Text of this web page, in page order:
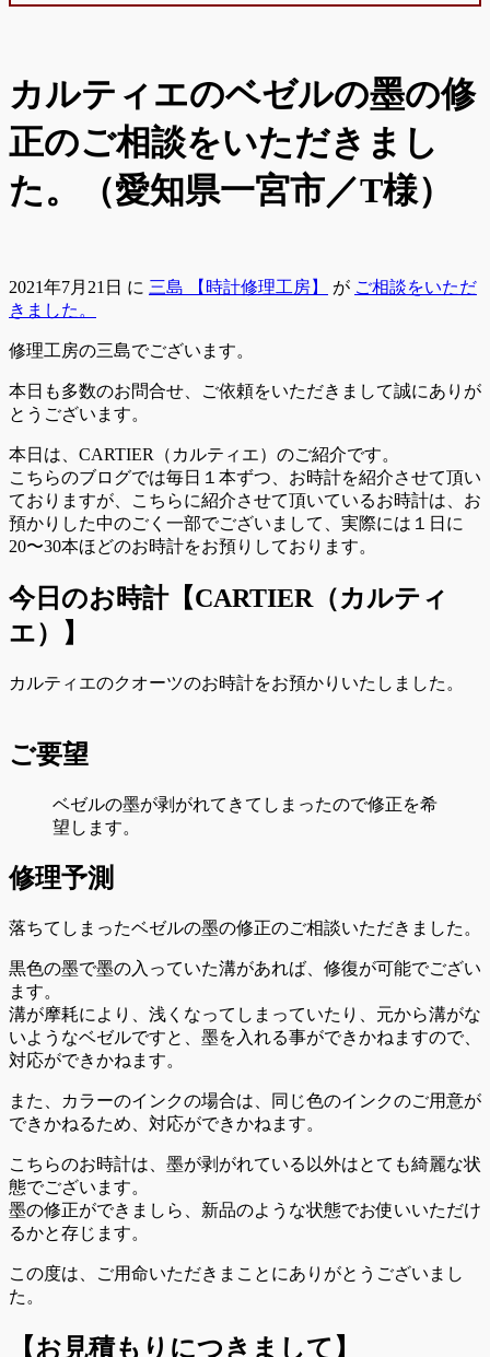
カルティエのベゼルの墨の修
正のご相談をいただきまし
た。（愛知県一宮市／T様）
2021年7月21日 に 三島 【時計修理工房】 が ご相談をいただ
きました。
修理工房の三島でございます。
本日も多数のお問合せ、ご依頼をいただきまして誠にありが
とうございます。
本日は、CARTIER（カルティエ）のご紹介です。
こちらのブログでは毎日１本ずつ、お時計を紹介させて頂い
ておりますが、こちらに紹介させて頂いているお時計は、お
預かりした中のごく一部でございまして、実際には１日に
20〜30本ほどのお時計をお預りしております。
今日のお時計【CARTIER（カルティ
エ）】
カルティエのクオーツのお時計をお預かりいたしました。
ご要望
ベゼルの墨が剥がれてきてしまったので修正を希
望します。
修理予測
落ちてしまったベゼルの墨の修正のご相談いただきました。
黒色の墨で墨の入っていた溝があれば、修復が可能でござい
ます。
溝が摩耗により、浅くなってしまっていたり、元から溝がな
いようなベゼルですと、墨を入れる事ができかねますので、
対応ができかねます。
また、カラーのインクの場合は、同じ色のインクのご用意が
できかねるため、対応ができかねます。
こちらのお時計は、墨が剥がれている以外はとても綺麗な状
態でございます。
墨の修正ができましら、新品のような状態でお使いいただけ
るかと存じます。
この度は、ご用命いただきまことにありがとうございまし
た。
【お見積もりにつきまして】